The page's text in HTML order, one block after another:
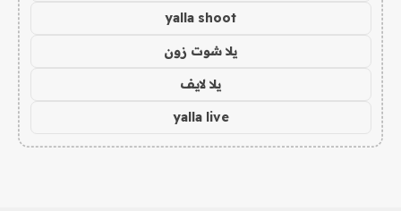
yalla shoot
يلا شوت زون
يلا لايف
yalla live